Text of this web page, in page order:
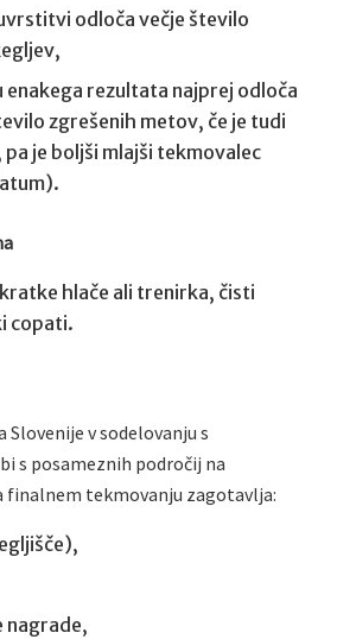
odloča večje število
enakega rezultata najprej odloča
zgrešenih metov, če je tudi
pa je boljši mlajši tekmovalec
hlače ali trenirka, čisti
copati.
Slovenije v sodelovanju s
s posameznih področij na
finalnem tekmovanju zagotavlja:
nagrade,